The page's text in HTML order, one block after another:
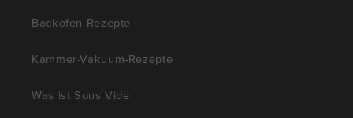
Backofen-Rezepte
Kammer-Vakuum-Rezepte
Was ist Sous Vide